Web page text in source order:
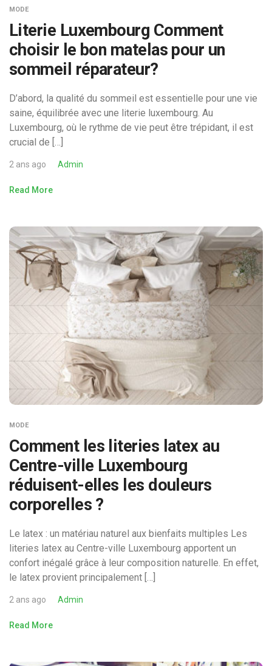
MODE
Literie Luxembourg Comment
choisir le bon matelas pour un
sommeil réparateur?
D’abord, la qualité du sommeil est essentielle pour une vie
saine, équilibrée avec une literie luxembourg. Au
Luxembourg, où le rythme de vie peut être trépidant, il est
crucial de […]
2 ans ago Admin
Read More
MODE
Comment les literies latex au
Centre-ville Luxembourg
réduisent-elles les douleurs
corporelles ?
Le latex : un matériau naturel aux bienfaits multiples Les
literies latex au Centre-ville Luxembourg apportent un
confort inégalé grâce à leur composition naturelle. En effet,
le latex provient principalement […]
2 ans ago Admin
Read More